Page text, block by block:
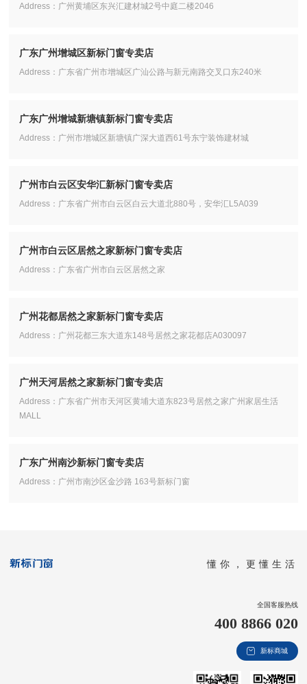
Address：广州黄埔区东兴汇建材城2号中庭二楼2046
广东广州增城区新标门窗专卖店
Address：广东省广州市增城区广汕公路与新元南路交叉口东240米
广东广州增城新塘镇新标门窗专卖店
Address：广州市增城区新塘镇广深大道西61号东宁装饰建材城
广州市白云区安华汇新标门窗专卖店
Address：广东省广州市白云区白云大道北880号，安华汇L5A039
广州市白云区居然之家新标门窗专卖店
Address：广东省广州市白云区居然之家
广州花都居然之家新标门窗专卖店
Address：广州花都三东大道东148号居然之家花都店A030097
广州天河居然之家新标门窗专卖店
Address：广东省广州市天河区黄埔大道东823号居然之家广州家居生活
MALL
广东广州南沙新标门窗专卖店
Address：广州市南沙区金沙路 163号新标门窗
懂你，更懂生活
全国客服热线
400 8866 020
新标商城